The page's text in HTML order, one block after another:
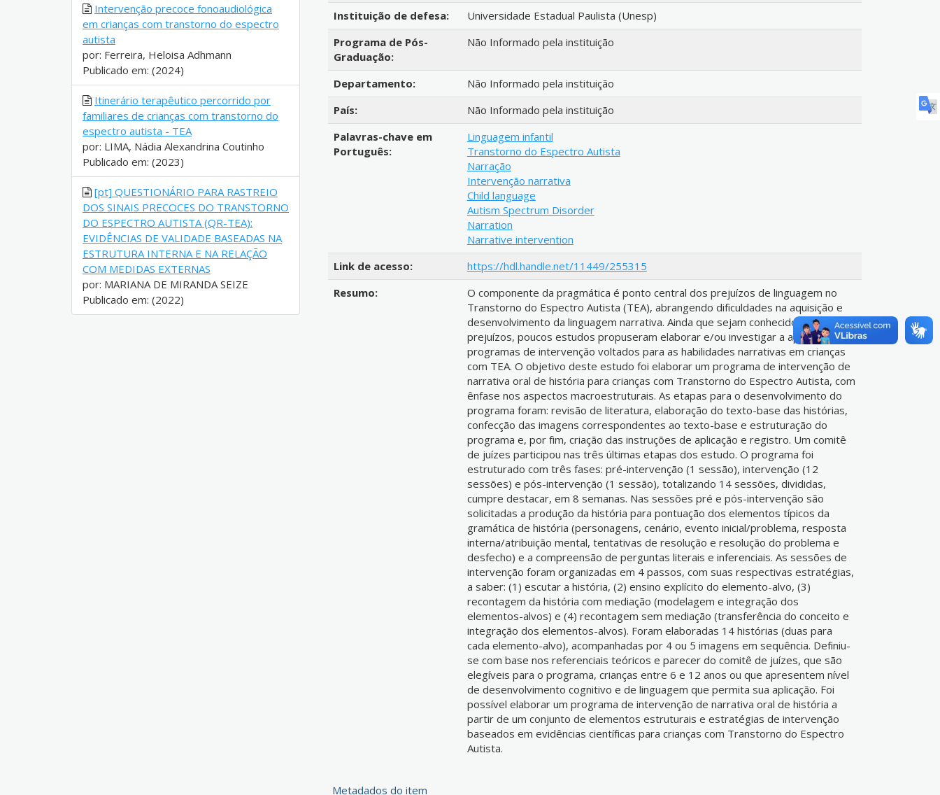
Instituição de defesa:
Universidade Estadual Paulista (Unesp)
Programa de Pós-
Graduação:
Não Informado pela instituição
Departamento:
Não Informado pela instituição
País:
Não Informado pela instituição
Palavras-chave em
Português:
Linguagem infantil
Transtorno do Espectro Autista
Narração
Intervenção narrativa
Child language
Autism Spectrum Disorder
Narration
Narrative intervention
Link de acesso:
https://hdl.handle.net/11449/255315
Resumo:
O componente da pragmática é ponto central dos prejuízos de linguagem no
Transtorno do Espectro Autista (TEA), abrangendo dificuldades na aquisição e
desenvolvimento da linguagem narrativa. Ainda que sejam conhecidos tais
prejuízos, poucos estudos propuseram elaborar e/ou investigar a aplicação de
programas de intervenção voltados para as habilidades narrativas em crianças
com TEA. O objetivo deste estudo foi elaborar um programa de intervenção de
narrativa oral de história para crianças com Transtorno do Espectro Autista, com
ênfase nos aspectos macroestruturais. As etapas para o desenvolvimento do
programa foram: revisão de literatura, elaboração do texto-base das histórias,
confecção das imagens correspondentes ao texto-base e estruturação do
programa e, por fim, criação das instruções de aplicação e registro. Um comitê
de juízes participou nas três últimas etapas dos estudo. O programa foi
estruturado com três fases: pré-intervenção (1 sessão), intervenção (12
sessões) e pós-intervenção (1 sessão), totalizando 14 sessões, divididas,
cumpre destacar, em 8 semanas. Nas sessões pré e pós-intervenção são
solicitadas a produção da história para pontuação dos elementos típicos da
gramática de história (personagens, cenário, evento inicial/problema, resposta
interna/atribuição mental, tentativas de resolução e resolução do problema e
desfecho) e a compreensão de perguntas literais e inferenciais. As sessões de
intervenção foram organizadas em 4 passos, com suas respectivas estratégias,
a saber: (1) escutar a história, (2) ensino explícito do elemento-alvo, (3)
recontagem da história com mediação (modelagem e integração dos
elementos-alvos) e (4) recontagem sem mediação (transferência do conceito e
integração dos elementos-alvos). Foram elaboradas 14 histórias (duas para
cada elemento-alvo), acompanhadas por 4 ou 5 imagens em sequência. Definiu-
se com base nos referenciais teóricos e parecer do comitê de juízes, que são
elegíveis para o programa, crianças entre 6 e 12 anos ou que apresentem nível
de desenvolvimento cognitivo e de linguagem que permita sua aplicação. Foi
possível elaborar um programa de intervenção de narrativa oral de história a
partir de um conjunto de elementos estruturais e estratégias de intervenção
baseados em evidências científicas para crianças com Transtorno do Espectro
Autista.
Metadados do item
Intervenção precoce fonoaudiológica
em crianças com transtorno do espectro
autista
por: Ferreira, Heloisa Adhmann
Publicado em: (2024)
Itinerário terapêutico percorrido por
familiares de crianças com transtorno do
espectro autista - TEA
por: LIMA, Nádia Alexandrina Coutinho
Publicado em: (2023)
[pt] QUESTIONÁRIO PARA RASTREIO
DOS SINAIS PRECOCES DO TRANSTORNO
DO ESPECTRO AUTISTA (QR-TEA):
EVIDÊNCIAS DE VALIDADE BASEADAS NA
ESTRUTURA INTERNA E NA RELAÇÃO
COM MEDIDAS EXTERNAS
por: MARIANA DE MIRANDA SEIZE
Publicado em: (2022)